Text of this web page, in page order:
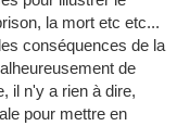
la mort etc etc...
conséquences de la
de
il n'y a rien à dire,
pour mettre en